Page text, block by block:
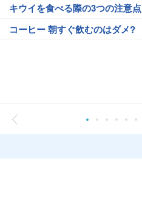
キウイを食べる際の3つの注意点
コーヒー 朝すぐ飲むのはダメ?